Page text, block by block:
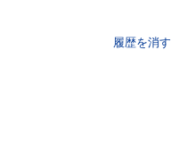
履歴を消す